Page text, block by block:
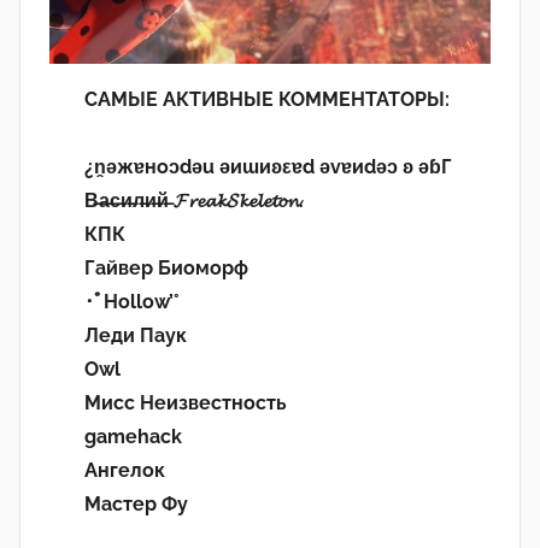
САМЫЕ АКТИВНЫЕ КОММЕНТАТОРЫ:
¿n̯ǝжɐноɔdǝu ǝиɯиʚεɐd ǝvɐиdǝɔ ʚ ǝɓГ
В̶а̶с̶и̶л̶и̶й̶ 𝓕𝓻𝓮𝓪𝓴𝓢𝓴𝓮𝓵𝓮𝓽𝓸𝓷.
КПК
Гайвер Биоморф
･ﾟHollow’°
Леди Паук
Owl
Мисс Неизвестность
gamehack
Ангелок
Мастер Фу